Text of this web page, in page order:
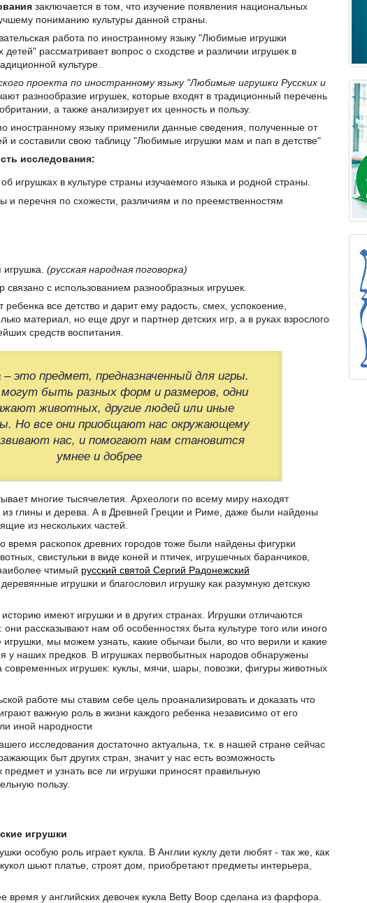
заключается в том, что изучение появления национальных
пониманию культуры данной страны.
работа по иностранному языку "Любимые игрушки
детей" рассматривает вопрос о сходстве и различии игрушек в
культуре.
проекта по иностранному языку "Любимые игрушки Русских и
разнообразие игрушек, которые входят в традиционный перечень
а также анализирует их ценность и пользу.
иностранному языку применили данные сведения, полученные от
и составили свою таблицу "Любимые игрушки мам и пап в детстве"
исследования:
игрушках в культуре страны изучаемого языка и родной страны.
и перечня по схожести, различиям и по преемственностям
(русская народная поговорка)
связано с использованием разнообразных игрушек.
все детство и дарит ему радость, смех, успокоение,
материал, но еще друг и партнер детских игр, а в руках взрослого
средств воспитания.
– это предмет, предназначенный для игры.
быть разных форм и размеров, одни
животных, другие людей или иные
Но все они приобщают нас окружающему
нас, и помогают нам становится
умнее и добрее
многие тысячелетия. Археологи по всему миру находят
из глины и дерева. А в Древней Греции и Риме, даже были найдены
из нескольких частей.
время раскопок древних городов тоже были найдены фигурки
свистульки в виде коней и птичек, игрушечных баранчиков,
чтимый русский святой Сергий Радонежский
игрушки и благословил игрушку как разумную детскую
имеют игрушки и в других странах. Игрушки отличаются
рассказывают нам об особенностях быта культуре того или иного
игрушки, мы можем узнать, какие обычаи были, во что верили и какие
у наших предков. В игрушках первобытных народов обнаружены
современных игрушек: куклы, мячи, шары, повозки, фигуры животных
работе мы ставим себе цель проанализировать и доказать что
важную роль в жизни каждого ребенка независимо от его
иной народности
исследования достаточно актуальна, т.к. в нашей стране сейчас
быт других стран, значит у нас есть возможность
предмет и узнать все ли игрушки приносят правильную
пользу.
игрушки
особую роль играет кукла. В Англии куклу дети любят - так же, как
шьют платье, строят дом, приобретают предметы интерьера,
время у английских девочек кукла Betty Boop сделана из фарфора.